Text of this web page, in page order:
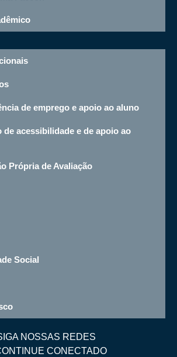
de emprego e apoio ao aluno
de acessibilidade e de apoio ao
Própria de Avaliação
Social
NOSSAS REDES
CONECTADO